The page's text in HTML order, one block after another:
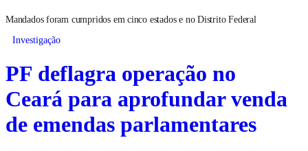
Mandados foram cumpridos em cinco estados e no Distrito Federal
Investigação
PF deflagra operação no
Ceará para aprofundar venda
de emendas parlamentares